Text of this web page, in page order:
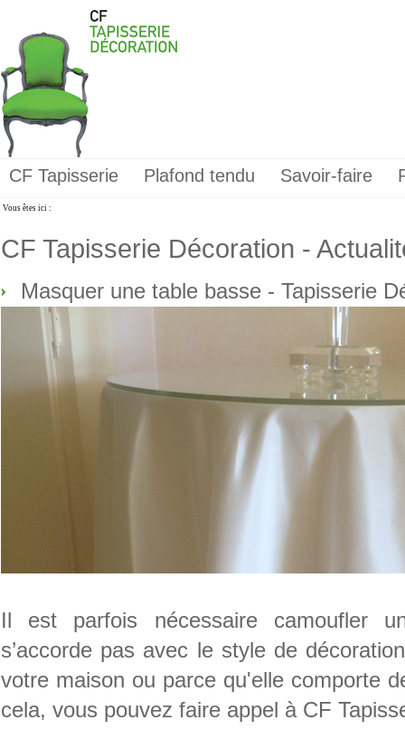
CF Tapisserie Plafond tendu Savoir-faire
Vous êtes ici :
CF Tapisserie Décoration -
Masquer une table basse - Tapisserie
Il est parfois nécessaire camoufler
s’accorde pas avec le style de
votre maison ou parce qu'elle comporte
cela, vous pouvez faire appel à CF